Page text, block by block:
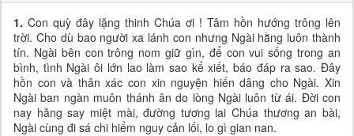
1. Con quỳ đây lặng thinh Chúa ơi ! Tâm hồn hướng trông lên
trời. Cho dù bao người xa lánh con nhưng Ngài hằng luôn thành
tín. Ngài bên con trông nom giữ gìn, để con vui sống trong an
bình, tình Ngài ôi lớn lao làm sao kể xiết, báo đáp ra sao. Đây
hồn con và thân xác con xin nguyện hiến dâng cho Ngài. Xin
Ngài ban ngàn muôn thánh ân do lòng Ngài luôn từ ái. Đời con
nay hăng say miệt mài, đường tương lai Chúa thương an bài,
Ngài cùng đi sá chi hiểm nguy cản lối, lo gì gian nan.